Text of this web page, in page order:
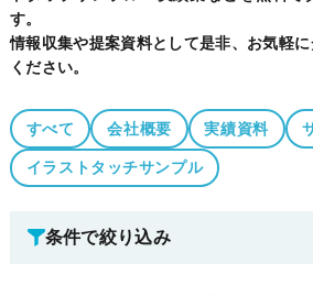
す。
情報収集や提案資料として是非、お気軽
ください。
すべて 会社概要 実績資料
イラストタッチサンプル
条件で絞り込み